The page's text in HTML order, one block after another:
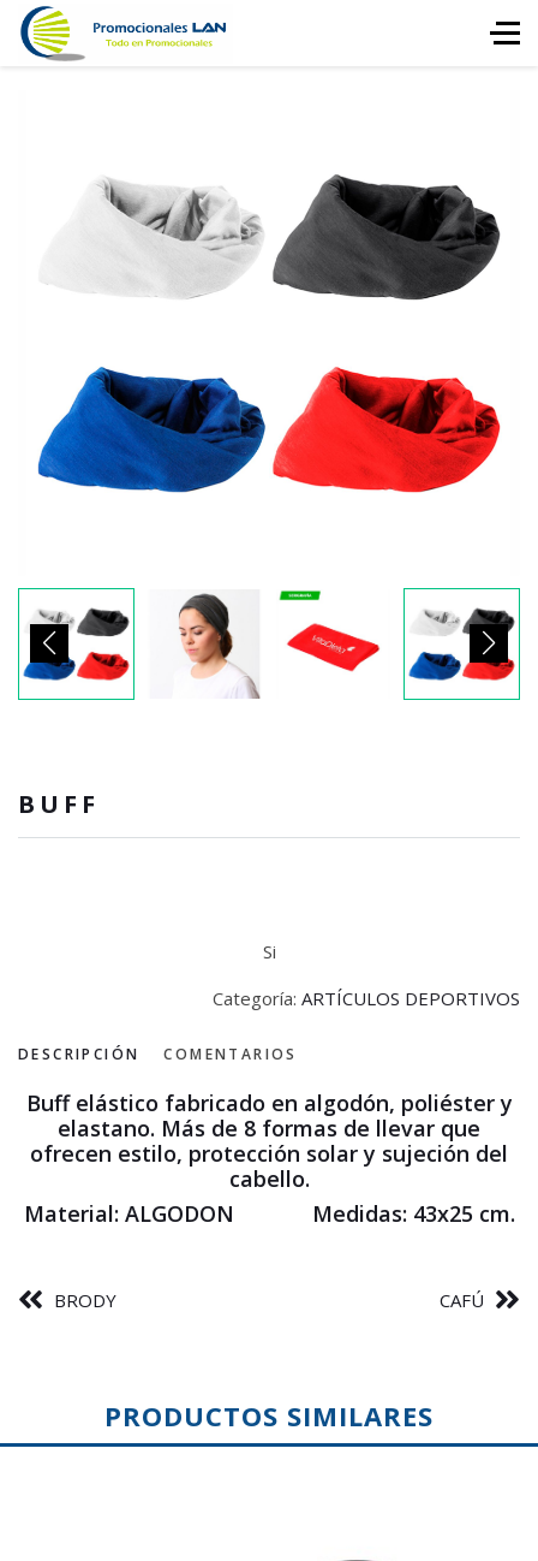
BUFF
Si
Categoría: ARTÍCULOS DEPORTIVOS
DESCRIPCIÓN COMENTARIOS
Buff elástico fabricado en algodón, poliéster y
elastano. Más de 8 formas de llevar que
ofrecen estilo, protección solar y sujeción del
cabello.
Material: ALGODON Medidas: 43x25 cm.
BRODY CAFÚ
PRODUCTOS SIMILARES